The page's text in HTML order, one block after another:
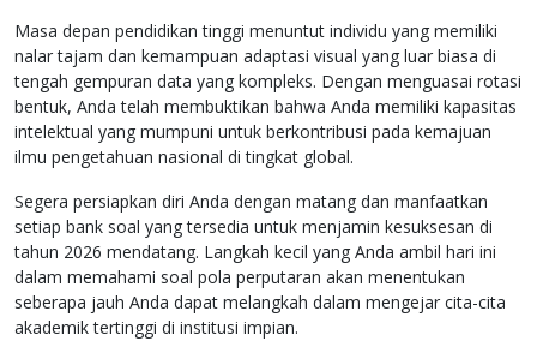
Masa depan pendidikan tinggi menuntut individu yang memiliki
nalar tajam dan kemampuan adaptasi visual yang luar biasa di
tengah gempuran data yang kompleks. Dengan menguasai rotasi
bentuk, Anda telah membuktikan bahwa Anda memiliki kapasitas
intelektual yang mumpuni untuk berkontribusi pada kemajuan
ilmu pengetahuan nasional di tingkat global.
Segera persiapkan diri Anda dengan matang dan manfaatkan
setiap bank soal yang tersedia untuk menjamin kesuksesan di
tahun 2026 mendatang. Langkah kecil yang Anda ambil hari ini
dalam memahami soal pola perputaran akan menentukan
seberapa jauh Anda dapat melangkah dalam mengejar cita-cita
akademik tertinggi di institusi impian.